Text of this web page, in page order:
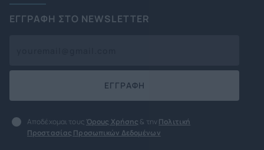
ΕΓΓΡΑΦΗ ΣΤΟ NEWSLETTER
ΕΓΓΡΑΦΗ
Αποδέχομαι τους Όρους Χρήσης & την Πολιτική
Προστασίας Προσωπικών Δεδομένων